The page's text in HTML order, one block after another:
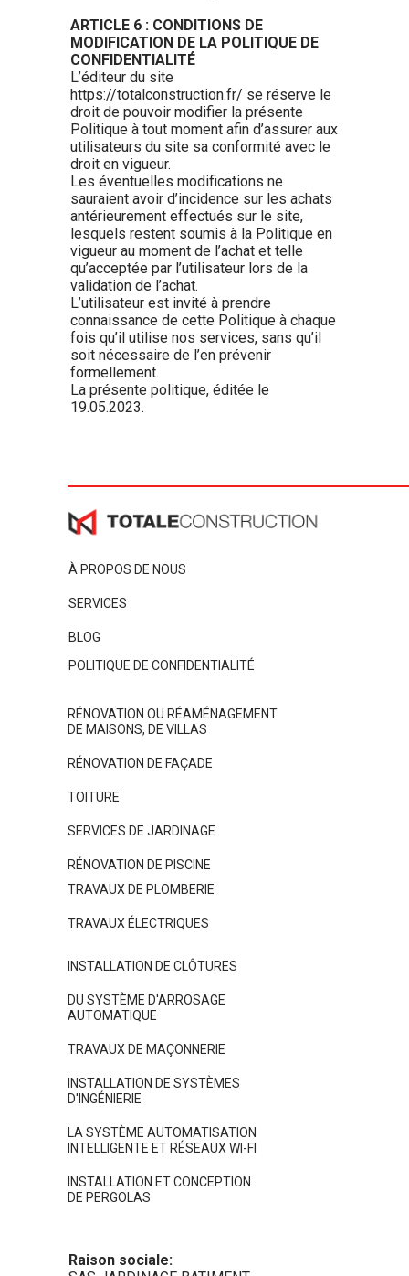
ARTICLE 6 : CONDITIONS DE
MODIFICATION DE LA POLITIQUE DE
CONFIDENTIALITÉ
L’éditeur du site
https://totalconstruction.fr/ se réserve le
droit de pouvoir modifier la présente
Politique à tout moment afin d’assurer aux
utilisateurs du site sa conformité avec le
droit en vigueur.
Les éventuelles modifications ne
sauraient avoir d’incidence sur les achats
antérieurement effectués sur le site,
lesquels restent soumis à la Politique en
vigueur au moment de l’achat et telle
qu’acceptée par l’utilisateur lors de la
validation de l’achat.
L’utilisateur est invité à prendre
connaissance de cette Politique à chaque
fois qu’il utilise nos services, sans qu’il
soit nécessaire de l’en prévenir
formellement.
La présente politique, éditée le
19.05.2023.
À PROPOS DE NOUS
BLOG
POLITIQUE DE CONFIDENTIALITÉ
SERVICES
Raison sociale:
TOITURE
RÉNOVATION OU RÉAMÉNAGEMENT
DE MAISONS, DE VILLAS
SERVICES DE JARDINAGE
RÉNOVATION DE FAÇADE
RÉNOVATION DE PISCINE
INSTALLATION DE CLÔTURES
DU SYSTÈME D'ARROSAGE
AUTOMATIQUE
TRAVAUX DE MAÇONNERIE
INSTALLATION DE SYSTÈMES
D'INGÉNIERIE
LA SYSTÈME AUTOMATISATION
INTELLIGENTE ET RÉSEAUX WI-FI
TRAVAUX ÉLECTRIQUES
TRAVAUX DE PLOMBERIE
INSTALLATION ET CONCEPTION
DE PERGOLAS